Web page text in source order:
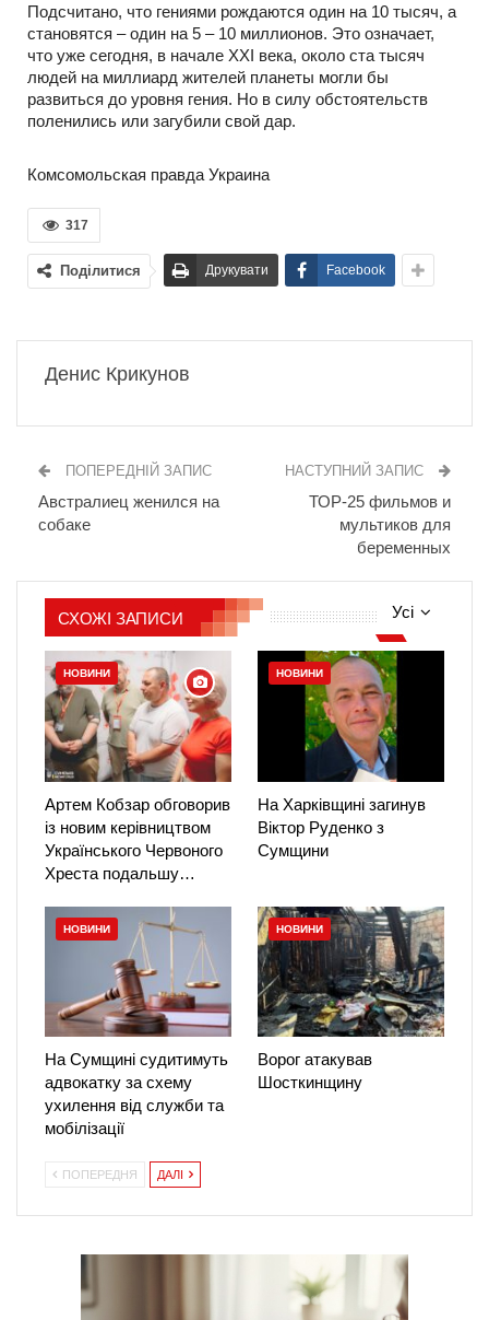
Подсчитано, что гениями рождаются один на 10 тысяч, а
становятся – один на 5 – 10 миллионов. Это означает,
что уже сегодня, в начале ХХI века, около ста тысяч
людей на миллиард жителей планеты могли бы
развиться до уровня гения. Но в силу обстоятельств
поленились или загубили свой дар.
Комсомольская правда Украина
317
Поділитися Друкувати Facebook
Денис Крикунов
ПОПЕРЕДНІЙ ЗАПИС
Австралиец женился на
собаке
НАСТУПНИЙ ЗАПИС
ТОР-25 фильмов и
мультиков для
беременных
Усі
СХОЖІ ЗАПИСИ
НОВИНИ
Артем Кобзар обговорив
із новим керівництвом
Українського Червоного
Хреста подальшу…
НОВИНИ
На Харківщині загинув
Віктор Руденко з
Сумщини
НОВИНИ
На Сумщині судитимуть
адвокатку за схему
ухилення від служби та
мобілізації
НОВИНИ
Ворог атакував
Шосткинщину
ПОПЕРЕДНЯ ДАЛІ